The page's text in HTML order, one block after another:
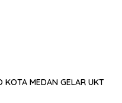
KOTA MEDAN GELAR UKT